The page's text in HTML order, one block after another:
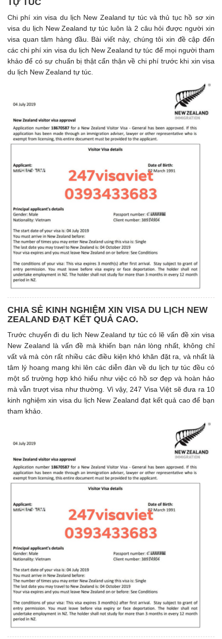
Chi phí xin visa du lịch New Zealand tự túc và thủ tục hồ sơ xin
visa du lịch New Zealand tự túc luôn là 2 câu hỏi được người xin
visa quan tâm hàng đầu. Bài viết này, chúng tôi xin đề cập đến
các chi phí xin visa du lịch New Zealand tự túc để mọi người tham
khảo để có sự chuẩn bị thật cẩn thận về chi phí trước khi xin visa
du lịch New Zealand tự túc.
CHIA SẺ KINH NGHIỆM XIN VISA DU LỊCH NEW
ZEALAND ĐẠT KẾT QUẢ CAO.
Trước chuyến đi du lịch New Zealand tự túc có lẽ vấn đề xin visa
New Zealand là vấn đề mà khiến bạn nản lòng nhất, không chỉ
vất vả mà còn rất nhiều các điều kiện khó khăn đặt ra, và nhất là
tâm lý hoang mang khi lên các diễn đàn về du lịch tự túc đều có
một số trường hợp khó hiểu như việc có hồ sơ đẹp và hoàn hảo
mà vẫn trượt visa như thường. Vì vậy, 247 Visa Việt sẽ đưa ra 10
kinh nghiệm xin visa du lịch New Zealand đạt kết quả cao để bạn
tham khảo.